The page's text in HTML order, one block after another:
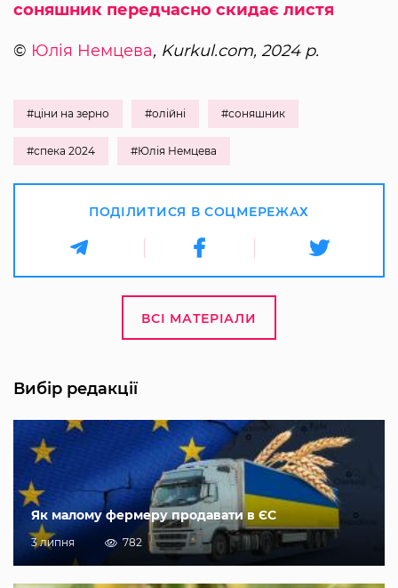
соняшник передчасно скидає листя
© Юлія Немцева, Kurkul.com, 2024 р.
#ціни на зерно #олійні #соняшник
#спека 2024 #Юлія Немцева
ПОДІЛИТИСЯ В СОЦМЕРЕЖАХ
ВСІ МАТЕРІАЛИ
Вибір редакції
Як малому фермеру продавати в ЄС
3 липня 782